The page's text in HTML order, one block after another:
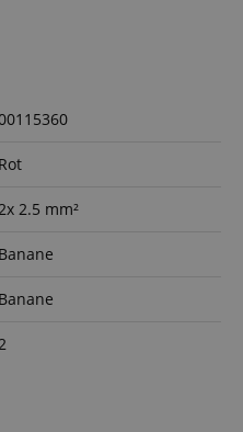
Rot
2x 2.5 mm²
Banane
Banane
2